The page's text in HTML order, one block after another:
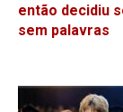
então decidiu
sem palavras